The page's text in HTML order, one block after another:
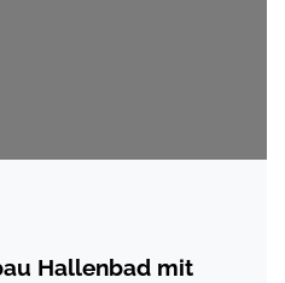
Hallenbad mit